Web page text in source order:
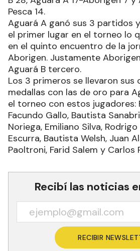
Pesca 14.
Aguará A ganó sus 3 partidos
el primer lugar en el torneo lo
en el quinto encuentro de la
Aborigen. Justamente
Aguará B tercero.
Los 3 primeros se llevaron sus
medallas con las de oro para
el torneo con estos jugadores:
Facundo Gallo, Bautista
Noriega, Emiliano Silva,
Escurra, Bautista Welsh, Juan
Paoltroni, Farid Salem y Carlos
Recibí las noticias
RECIBIR